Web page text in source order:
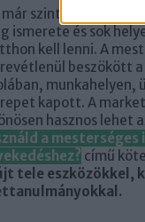
szinte minden
ismerete és sok
kell lenni. A
beszökött
munkahelyen,
kapott. A
hasznos lehet
a
című
tele eszközökkel,